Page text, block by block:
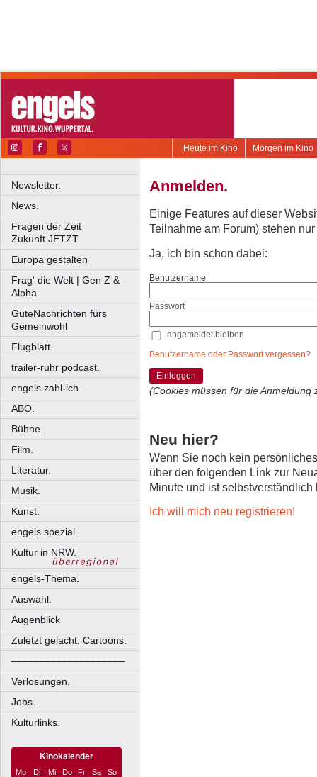
Morgen im Kino
Heute im Kino
Newsletter.
News.
Fragen der Zeit
Zukunft JETZT
Europa gestalten
Frag' die Welt | Gen Z &
Alpha
GuteNachrichten fürs
Gemeinwohl
Flugblatt.
trailer-ruhr podcast.
engels zahl-ich.
ABO.
Bühne.
Film.
Literatur.
Musik.
Kunst.
engels spezial.
Kultur in NRW.
engels-Thema.
Auswahl.
Augenblick
Zuletzt gelacht: Cartoons.
––––––––––––––––––––
Verlosungen.
Jobs.
Kulturlinks.
Kinokalender
Mo Di Mi Do Fr Sa
So
Anmelden.
Einige Features auf dieser
Teilnahme am Forum) stehen
Ja, ich bin schon dabei:
Benutzername
Passwort
angemeldet bleiben
Benutzername oder Passwort vergessen?
Einloggen
(Cookies müssen für die Anmeldung
Neu hier?
Wenn Sie noch kein
über den folgenden Link zur
Minute und ist selbstverständlich
Ich will mich neu registrieren!